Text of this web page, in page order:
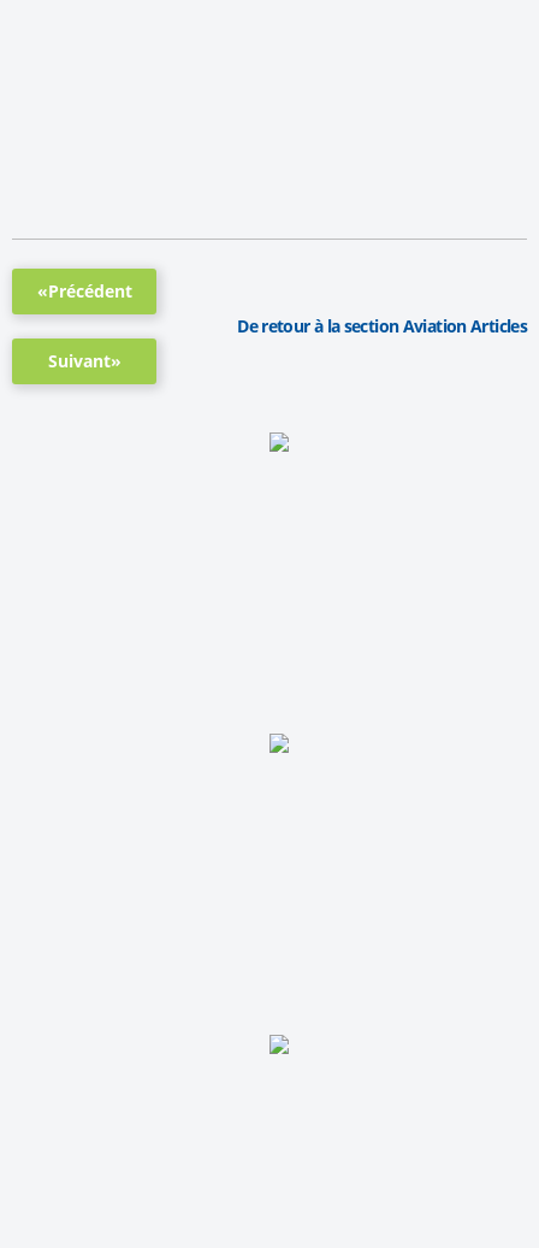
«Précédent
Suivant»
De retour à la section Aviation Articles